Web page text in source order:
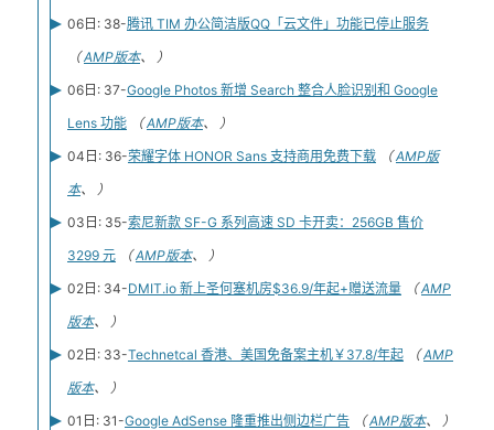
06日: 38-腾讯 TIM 办公简洁版QQ「云文件」功能已停止服务
（AMP版本、 ）
06日: 37-Google Photos 新增 Search 整合人脸识别和 Google
Lens 功能
（AMP版本、 ）
04日: 36-荣耀字体 HONOR Sans 支持商用免费下载 （AMP版
本、 ）
03日: 35-索尼新款 SF-G 系列高速 SD 卡开卖：256GB 售价
3299 元
（AMP版本、 ）
02日: 34-DMIT.io 新上圣何塞机房$36.9/年起+赠送流量 （AMP
版本、 ）
02日: 33-Technetcal 香港、美国免备案主机￥37.8/年起 （AMP
版本、 ）
01日: 31-Google AdSense 隆重推出侧边栏广告 （AMP版本、 ）